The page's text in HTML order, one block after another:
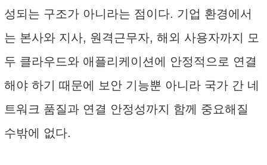
성되는 구조가 아니라는 점이다. 기업 환경에서
는 본사와 지사, 원격근무자, 해외 사용자까지 모
두 클라우드와 애플리케이션에 안정적으로 연결
해야 하기 때문에 보안 기능뿐 아니라 국가 간 네
트워크 품질과 연결 안정성까지 함께 중요해질
수밖에 없다.